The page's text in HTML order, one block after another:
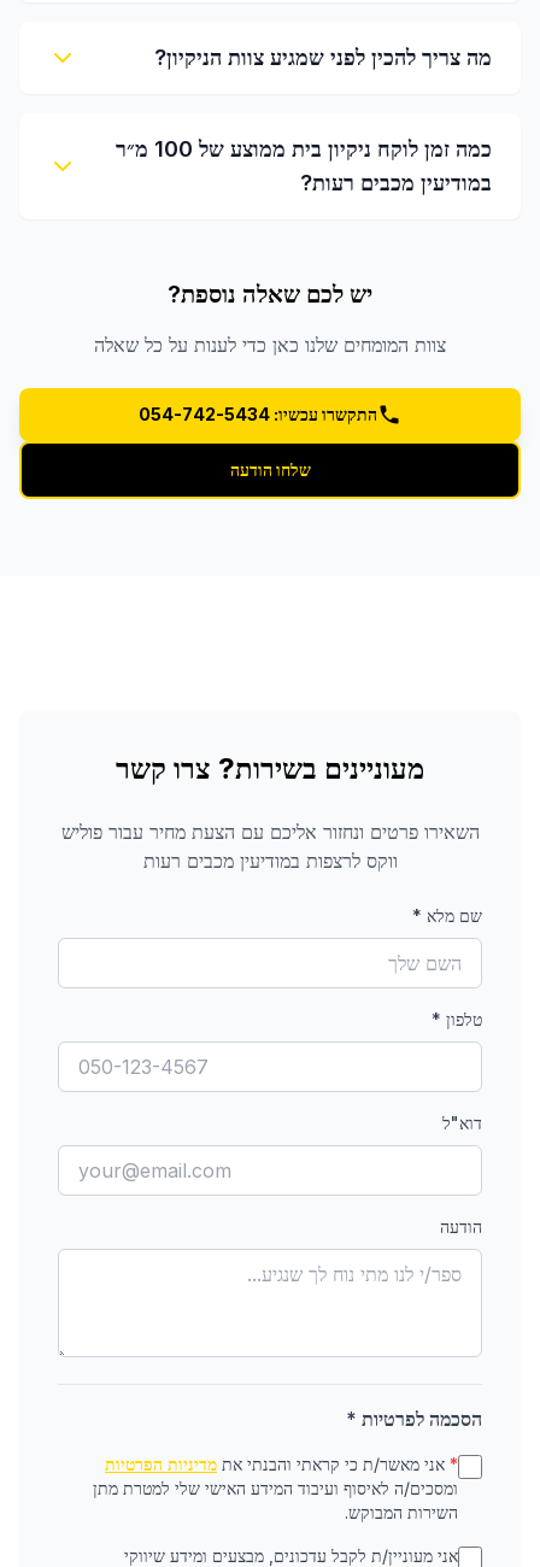
מה צריך להכין לפני שמגיע צוות הניקיון?
כמה זמן לוקח ניקיון בית ממוצע של 100 מ״ר
במודיעין מכבים רעות?
יש לכם שאלה נוספת?
צוות המומחים שלנו כאן כדי לענות על כל שאלה
התקשרו עכשיו: 054-742-5434
שלחו הודעה
מעוניינים בשירות? צרו קשר
השאירו פרטים ונחזור אליכם עם הצעת מחיר עבורפוליש
ווקס לרצפות במודיעין מכבים רעות
שם מלא *
טלפון *
דוא"ל
הודעה
הסכמה לפרטיות *
* אני מאשר/ת כי קראתי והבנתי את מדיניות הפרטיות
ומסכים/ה לאיסוף ועיבוד המידע האישי שלי למטרת מתן
השירות המבוקש.
אני מעוניין/ת לקבל עדכונים, מבצעים ומידע שיווקי